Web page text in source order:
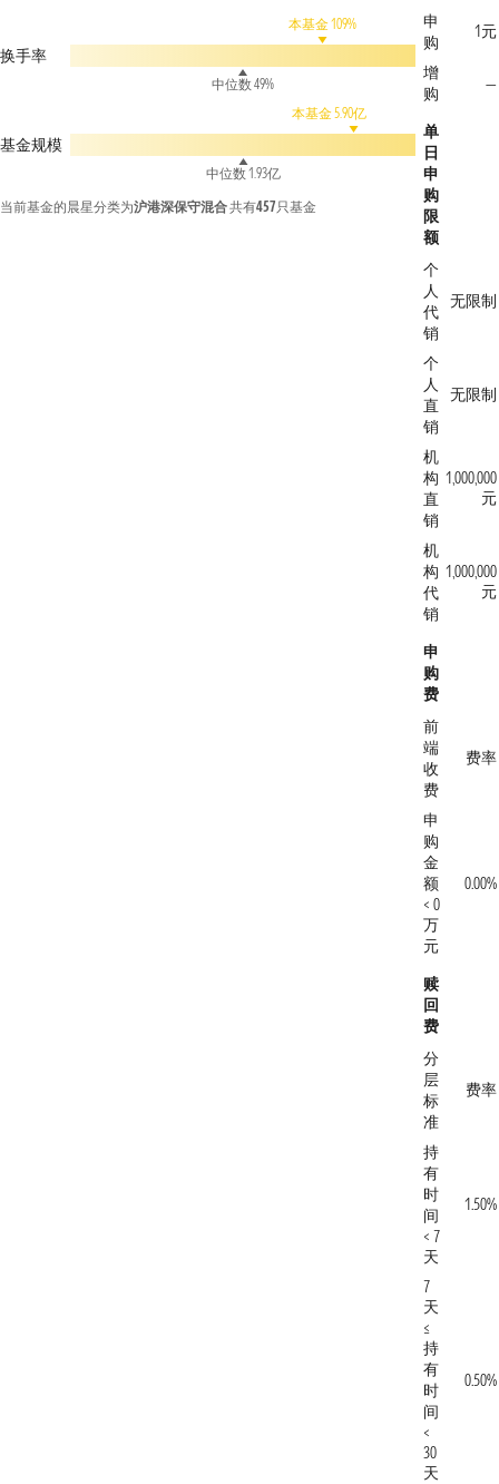
换手率
本基金 109%
中位数 49%
基金规模
本基金 5.90亿
中位数 1.93亿
当前基金的晨星分类为沪港深保守混合共有457只基金
申
购
1元
增
购
—
单
日
申
购
限
额
个
人
代
销
无限制
个
人
直
销
无限制
机
构
直
销
1,000,000
元
机
构
代
销
1,000,000
元
申
购
费
前
端
收
费
费率
申
购
金
额
< 0
万
元
0.00%
赎
回
费
分
层
标
准
费率
持
有
时
间
< 7
天
1.50%
7
天
≤
持
有
时
间
<
30
天
0.50%